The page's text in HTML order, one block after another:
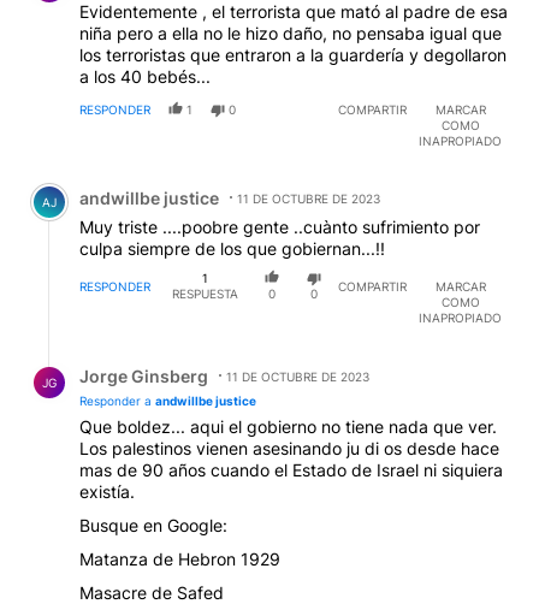
Evidentemente , el terrorista que mató al padre de esa
niña pero a ella no le hizo daño, no pensaba igual que
los terroristas que entraron a la guardería y degollaron
a los 40 bebés...
RESPONDER 1 0 COMPARTIR
MARCAR
COMO
INAPROPIADO
Comentario de andwillbe justice.
AJ andwillbe justice 11 DE OCTUBRE DE 2023
Muy triste ....poobre gente ..cuànto sufrimiento por
culpa siempre de los que gobiernan...!!
RESPONDER
1
RESPUESTA
0 0
COMPARTIR
MARCAR
COMO
INAPROPIADO
JG Jorge Ginsberg
11 DE OCTUBRE DE 2023
Responder a andwillbe justice
Que boldez... aqui el gobierno no tiene nada que ver.
Los palestinos vienen asesinando ju di os desde hace
mas de 90 años cuando el Estado de Israel ni siquiera
existía.
Busque en Google:
Matanza de Hebron 1929
Masacre de Safed